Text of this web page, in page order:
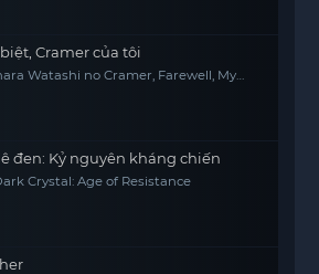
Cramer của tôi
Watashi no Cramer, Farewell, My
đen: Kỷ nguyên kháng chiến
Crystal: Age of Resistance